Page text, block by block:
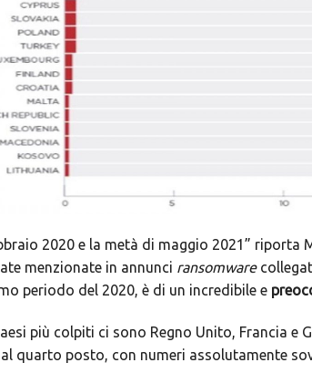
2020 e la metà di maggio 2021” riporta
menzionate in annunci ransomware
periodo del 2020, è di un incredibile e
più colpiti ci sono Regno Unito, Francia e
quarto posto, con numeri assolutamente